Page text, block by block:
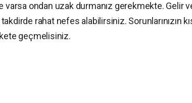
ondan uzak durmanız gerekmekte. Gelir
rahat nefes alabilirsiniz. Sorunlarınızın
geçmelisiniz.